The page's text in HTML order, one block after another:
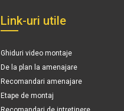
Link-uri utile
Ghiduri video montaje
De la plan la amenajare
Recomandari amenajare
Etape de montaj